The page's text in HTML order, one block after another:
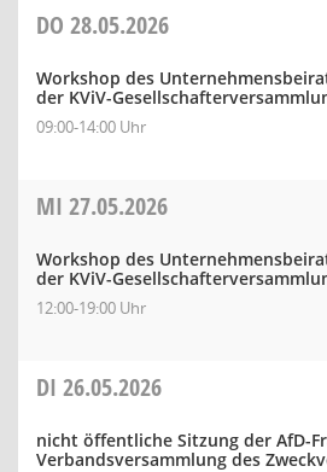
DO 28.05.2026
Workshop des
der KViV-
09:00-14:00 Uhr
MI 27.05.2026
Workshop des
der KViV-
12:00-19:00 Uhr
DI 26.05.2026
nicht öffentliche Sitzung der AfD-
Verbandsversammlung des